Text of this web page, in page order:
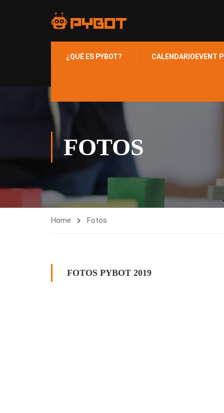
¿QUÉ ES PYBOT? CALENDARIO EVENT
FOTOS
Home Fotos
FOTOS PYBOT 2019